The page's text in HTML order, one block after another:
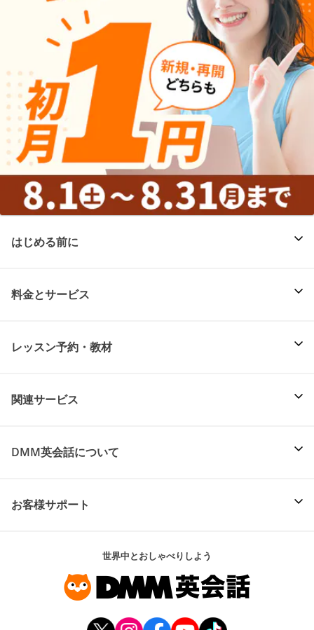
はじめる前に
料金とサービス
レッスン予約・教材
関連サービス
DMM英会話について
お客様サポート
世界中とおしゃべりしよう